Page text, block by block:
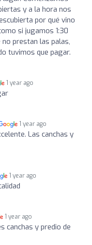
y a la hora nos
por qué vino
si jugamos 1:30
no prestan las palas,
tuvimos que pagar.
1 year ago
1 year ago
Las canchas y
1 year ago
1 year ago
canchas y predio de